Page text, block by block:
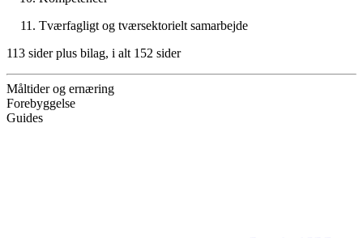
Tværfagligt og tværsektorielt samarbejde
113 sider plus bilag, i alt 152 sider
Måltider og ernæring
Forebyggelse
Guides